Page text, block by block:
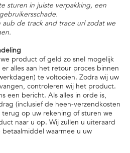
sturen in juiste verpakking, een
de track and trace url zodat we
product of geld zo snel mogelijk
alles aan het retour proces binnen
te voltooien. Zodra wij uw
controleren wij het product.
een bericht. Als alles in orde is,
(inclusief de heen-verzendkosten
op uw rekening of sturen we
naar u op. Wij zullen u uiteraard
waarmee u uw